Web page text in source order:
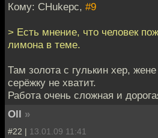
Кому: CHukepc, #9
> Есть мнение, что человек
лимона в теме.
Там золота с гулькин хер,
серёжку не хватит.
Работа очень сложная и
Oll »
#22 | 13.01.09 11:41